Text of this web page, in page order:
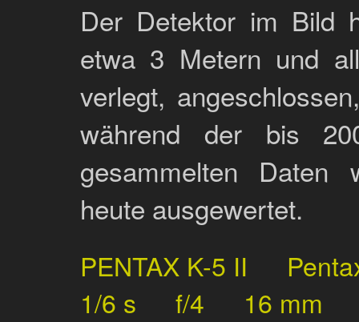
Der Detektor im Bild
etwa 3 Metern und
verlegt,
während der bis
gesammelten Daten
heute ausgewertet.
PENTAX K-5 II
1/6 s
f/4
16 mm